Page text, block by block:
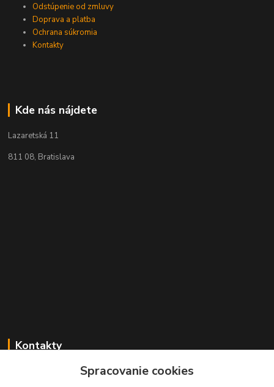
Odstúpenie od zmluvy
Doprava a platba
Ochrana súkromia
Kontakty
Kde nás nájdete
Lazaretská 11
811 08, Bratislava
Kontakty
+421 2 529 67 411Spracovanie cookies